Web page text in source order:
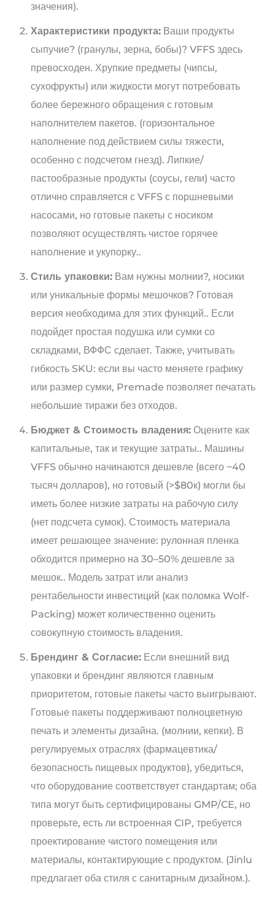
значения).
Характеристики продукта: Ваши продукты
сыпучие? (гранулы, зерна, бобы)? VFFS здесь
превосходен. Хрупкие предметы (чипсы,
сухофрукты) или жидкости могут потребовать
более бережного обращения с готовым
наполнителем пакетов. (горизонтальное
наполнение под действием силы тяжести,
особенно с подсчетом гнезд). Липкие/
пастообразные продукты (соусы, гели) часто
отлично справляется с VFFS с поршневыми
насосами, но готовые пакеты с носиком
позволяют осуществлять чистое горячее
наполнение и укупорку..
Стиль упаковки: Вам нужны молнии?, носики
или уникальные формы мешочков? Готовая
версия необходима для этих функций.. Если
подойдет простая подушка или сумки со
складками, ВФФС сделает. Также, учитывать
гибкость SKU: если вы часто меняете графику
или размер сумки, Premade позволяет печатать
небольшие тиражи без отходов.
Бюджет & Стоимость владения: Оцените как
капитальные, так и текущие затраты.. Машины
VFFS обычно начинаются дешевле (всего ~40
тысяч долларов), но готовый (>$80к) могли бы
иметь более низкие затраты на рабочую силу
(нет подсчета сумок). Стоимость материала
имеет решающее значение: рулонная пленка
обходится примерно на 30–50% дешевле за
мешок.. Модель затрат или анализ
рентабельности инвестиций (как поломка Wolf-
Packing) может количественно оценить
совокупную стоимость владения.
Брендинг & Согласие: Если внешний вид
упаковки и брендинг являются главным
приоритетом, готовые пакеты часто выигрывают.
Готовые пакеты поддерживают полноцветную
печать и элементы дизайна. (молнии, кепки). В
регулируемых отраслях (фармацевтика/
безопасность пищевых продуктов), убедиться,
что оборудование соответствует стандартам; оба
типа могут быть сертифицированы GMP/CE, но
проверьте, есть ли встроенная CIP, требуется
проектирование чистого помещения или
материалы, контактирующие с продуктом. (Jinlu
предлагает оба стиля с санитарным дизайном.).